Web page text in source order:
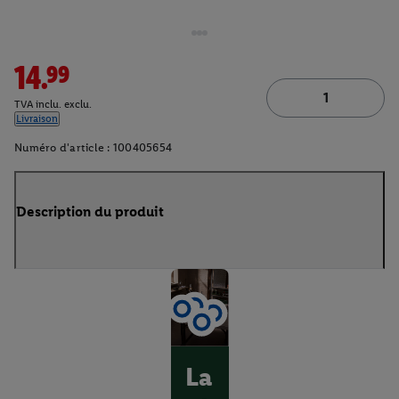
14.99
TVA inclu. exclu.
Livraison
Numéro d'article : 100405654
Description du produit
La